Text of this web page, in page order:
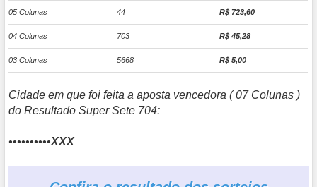
05 Colunas 44 R$ 723,60
04 Colunas 703 R$ 45,28
03 Colunas 5668 R$ 5,00
Cidade em que foi feita a aposta vencedora ( 07 Colunas )
do Resultado Super Sete 704:
••••••••••XXX